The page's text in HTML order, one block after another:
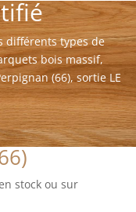
différents types de
bois massif,
(66), sortie LE
stock ou sur